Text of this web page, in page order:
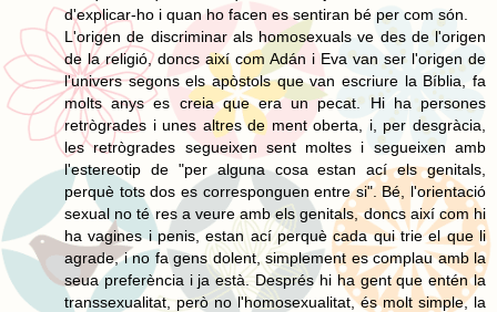
d'explicar-ho i quan ho facen es sentiran bé per com són.
L'origen de discriminar als homosexuals ve des de l'origen
de la religió, doncs així com Adán i Eva van ser l'origen de
l'univers segons els apòstols que van escriure la Bíblia, fa
molts anys es creia que era un pecat. Hi ha persones
retrògrades i unes altres de ment oberta, i, per desgràcia,
les retrògrades segueixen sent moltes i segueixen amb
l'estereotip de "per alguna cosa estan ací els genitals,
perquè tots dos es corresponguen entre si". Bé, l'orientació
sexual no té res a veure amb els genitals, doncs així com hi
ha vagines i penis, estan ací perquè cada qui trie el que li
agrade, i no fa gens dolent, simplement es complau amb la
seua preferència i ja està. Després hi ha gent que entén la
transsexualitat, però no l'homosexualitat, és molt simple, la